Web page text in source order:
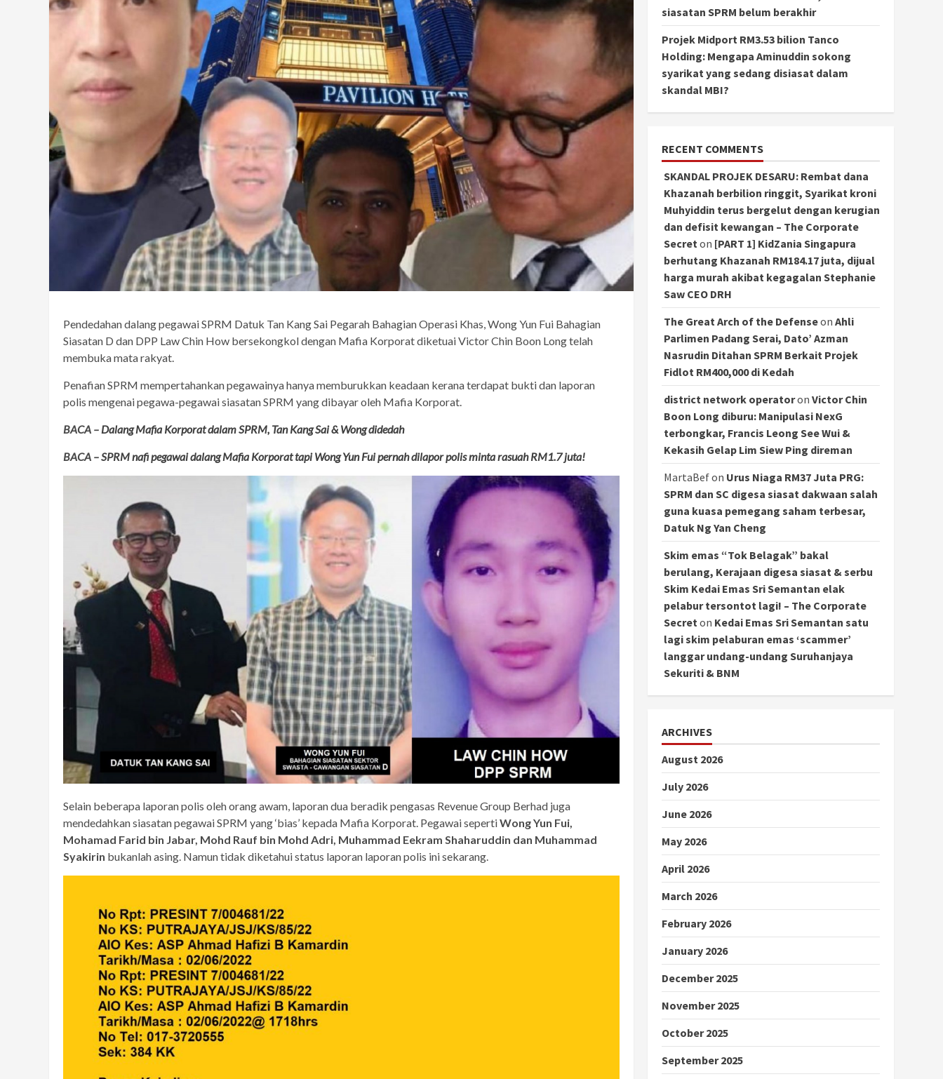
Pendedahan dalang pegawai SPRM Datuk Tan Kang Sai Pegarah Bahagian Operasi Khas, Wong Yun Fui Bahagian
Siasatan D dan DPP Law Chin How bersekongkol dengan Mafia Korporat diketuai Victor Chin Boon Long telah
membuka mata rakyat.
Penafian SPRM mempertahankan pegawainya hanya memburukkan keadaan kerana terdapat bukti dan laporan
polis mengenai pegawa-pegawai siasatan SPRM yang dibayar oleh Mafia Korporat.
BACA – Dalang Mafia Korporat dalam SPRM, Tan Kang Sai & Wong didedah
BACA –SPRM nafi pegawai dalang Mafia Korporat tapi Wong Yun Fui pernah dilapor polis minta rasuah RM1.7 juta!
Selain beberapa laporan polis oleh orang awam, laporan dua beradik pengasas Revenue Group Berhad juga
mendedahkan siasatan pegawai SPRM yang ‘bias’ kepada Mafia Korporat. Pegawai sepertiWong Yun Fui,
Mohamad Farid bin Jabar, Mohd Rauf bin Mohd Adri, Muhammad Eekram Shaharuddin dan Muhammad
Syakirin bukanlah asing. Namun tidak diketahui status laporan laporan polis ini sekarang.
siasatan SPRM belum berakhir
Projek Midport RM3.53 bilion Tanco
Holding: Mengapa Aminuddin sokong
syarikat yang sedang disiasat dalam
skandal MBI?
RECENT COMMENTS
SKANDAL PROJEK DESARU: Rembat dana
Khazanah berbilion ringgit, Syarikat kroni
Muhyiddin terus bergelut dengan kerugian
dan defisit kewangan – The Corporate
Secret on [PART 1] KidZania Singapura
berhutang Khazanah RM184.17 juta, dijual
harga murah akibat kegagalan Stephanie
Saw CEO DRH
The Great Arch of the Defenseon Ahli
Parlimen Padang Serai, Dato’ Azman
Nasrudin Ditahan SPRM Berkait Projek
Fidlot RM400,000 di Kedah
district network operatoron Victor Chin
Boon Long diburu: Manipulasi NexG
terbongkar, Francis Leong See Wui &
Kekasih Gelap Lim Siew Ping direman
MartaBefon Urus Niaga RM37 Juta PRG:
SPRM dan SC digesa siasat dakwaan salah
guna kuasa pemegang saham terbesar,
Datuk Ng Yan Cheng
Skim emas “Tok Belagak” bakal
berulang, Kerajaan digesa siasat & serbu
Skim Kedai Emas Sri Semantan elak
pelabur tersontot lagi! – The Corporate
Secret on Kedai Emas Sri Semantan satu
lagi skim pelaburan emas ‘scammer’
langgar undang-undang Suruhanjaya
Sekuriti & BNM
ARCHIVES
August 2026
July 2026
June 2026
May 2026
April 2026
March 2026
February 2026
January 2026
December 2025
November 2025
October 2025
September 2025